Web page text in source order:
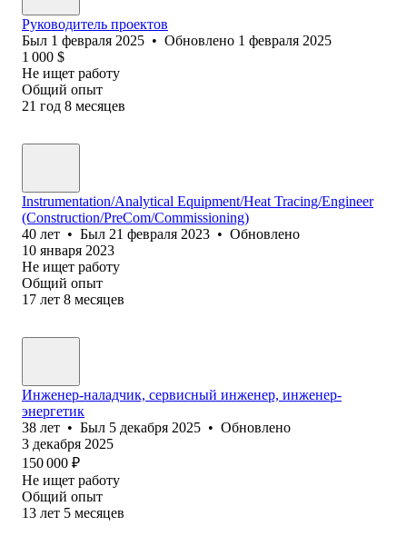
Руководитель проектов
Был 1 февраля 2025 • Обновлено 1 февраля 2025
1 000 $
Не ищет работу
Общий опыт
21 год 8 месяцев
Instrumentation/Analytical Equipment/Heat Tracing/Engineer
(Construction/PreCom/Commissioning)
40 лет • Был 21 февраля 2023 • Обновлено
10 января 2023
Не ищет работу
Общий опыт
17 лет 8 месяцев
Инженер-наладчик, сервисный инженер, инженер-
энергетик
38 лет • Был 5 декабря 2025 • Обновлено
3 декабря 2025
150 000 ₽
Не ищет работу
Общий опыт
13 лет 5 месяцев